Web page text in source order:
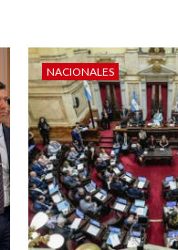
NACIONALES